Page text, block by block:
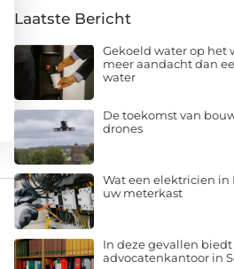
Laatste Bericht
Gekoeld water op het
meer aandacht dan
water
De toekomst van
drones
Wat een elektricien in
uw meterkast
In deze gevallen biedt
advocatenkantoor in